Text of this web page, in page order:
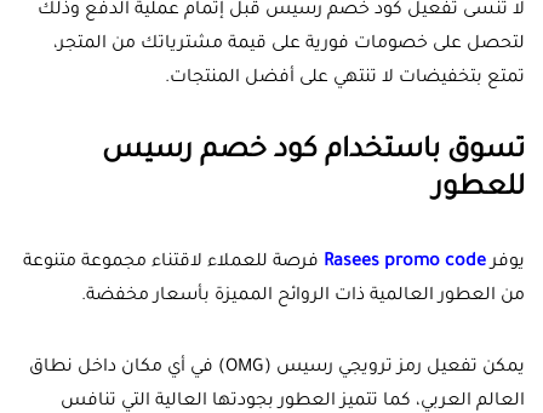
لا تنسى تفعيل كود خصم رسيس قبل إتمام عملية الدفع وذلك
لتحصل على خصومات فورية على قيمة مشترياتك من المتجر،
تمتع بتخفيضات لا تنتهي على أفضل المنتجات.
تسوق باستخدام كود خصم رسيس
للعطور
يوفرRasees promo code فرصة للعملاء لاقتناء مجموعة متنوعة
من العطور العالمية ذات الروائح المميزة بأسعار مخفضة.
يمكن تفعيل رمز ترويجي رسيس (OMG) في أي مكان داخل نطاق
العالم العربي، كما تتميز العطور بجودتها العالية التي تنافس